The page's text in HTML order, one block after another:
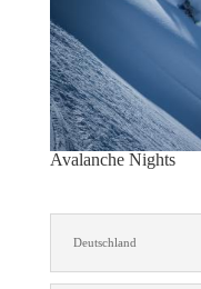
Avalanche Nights
Deutschland